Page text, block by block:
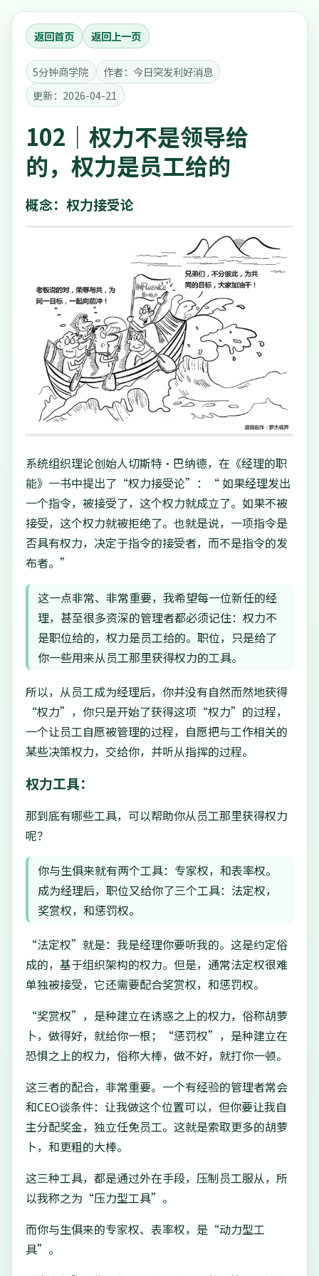
返回首页 返回上一页
5分钟商学院
作者：今日突发利好消息
更新：2026-04-21
102｜权力不是领导给
的，权力是员工给的
概念：权力接受论
系统组织理论创始人切斯特·巴纳德，在《经理的职
能》一书中提出了“权力接受论”：“ 如果经理发出
一个指令，被接受了，这个权力就成立了。如果不被
接受，这个权力就被拒绝了。也就是说，一项指令是
否具有权力，决定于指令的接受者，而不是指令的发
布者。”
这一点非常、非常重要，我希望每一位新任的经
理，甚至很多资深的管理者都必须记住：权力不
是职位给的，权力是员工给的。职位，只是给了
你一些用来从员工那里获得权力的工具。
所以，从员工成为经理后，你并没有自然而然地获得
“权力”，你只是开始了获得这项“权力”的过程，
一个让员工自愿被管理的过程，自愿把与工作相关的
某些决策权力，交给你，并听从指挥的过程。
权力工具：
那到底有哪些工具，可以帮助你从员工那里获得权力
呢？
你与生俱来就有两个工具：专家权，和表率权。
成为经理后，职位又给你了三个工具：法定权，
奖赏权，和惩罚权。
“法定权”就是：我是经理你要听我的。这是约定俗
成的，基于组织架构的权力。但是，通常法定权很难
单独被接受，它还需要配合奖赏权，和惩罚权。
“奖赏权”，是种建立在诱惑之上的权力，俗称胡萝
卜，做得好，就给你一根；“惩罚权”，是种建立在
恐惧之上的权力，俗称大棒，做不好，就打你一顿。
这三者的配合，非常重要。一个有经验的管理者常会
和CEO谈条件：让我做这个位置可以，但你要让我自
主分配奖金，独立任免员工。这就是索取更多的胡萝
卜，和更粗的大棒。
这三种工具，都是通过外在手段，压制员工服从，所
以我称之为“压力型工具”。
而你与生俱来的专家权、表率权，是“动力型工
具”。